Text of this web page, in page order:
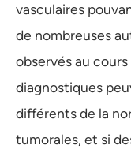
vasculaires
de nombreuses
observés au
diagnostiques
différents de la
tumorales, et si